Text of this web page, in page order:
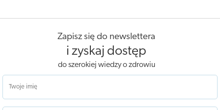
Zapisz się do newslettera
i zyskaj dostęp
do szerokiej wiedzy o zdrowiu